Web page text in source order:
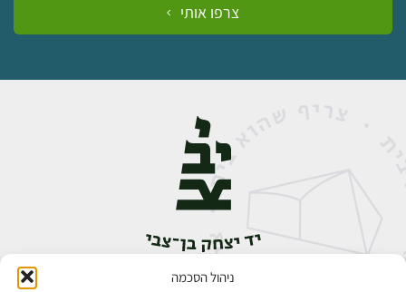
ניהול הסכמה
צרפו אותי
אבן גבירול 14, רחביה, ירושלים